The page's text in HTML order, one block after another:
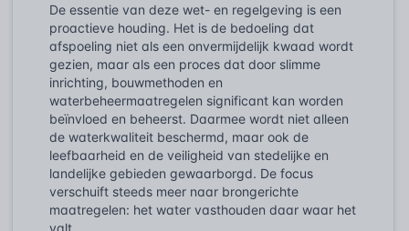
De essentie van deze wet- en regelgeving is een
proactieve houding. Het is de bedoeling dat
afspoeling niet als een onvermijdelijk kwaad wordt
gezien, maar als een proces dat door slimme
inrichting, bouwmethoden en
waterbeheermaatregelen significant kan worden
beïnvloed en beheerst. Daarmee wordt niet alleen
de waterkwaliteit beschermd, maar ook de
leefbaarheid en de veiligheid van stedelijke en
landelijke gebieden gewaarborgd. De focus
verschuift steeds meer naar brongerichte
maatregelen: het water vasthouden daar waar het
valt.